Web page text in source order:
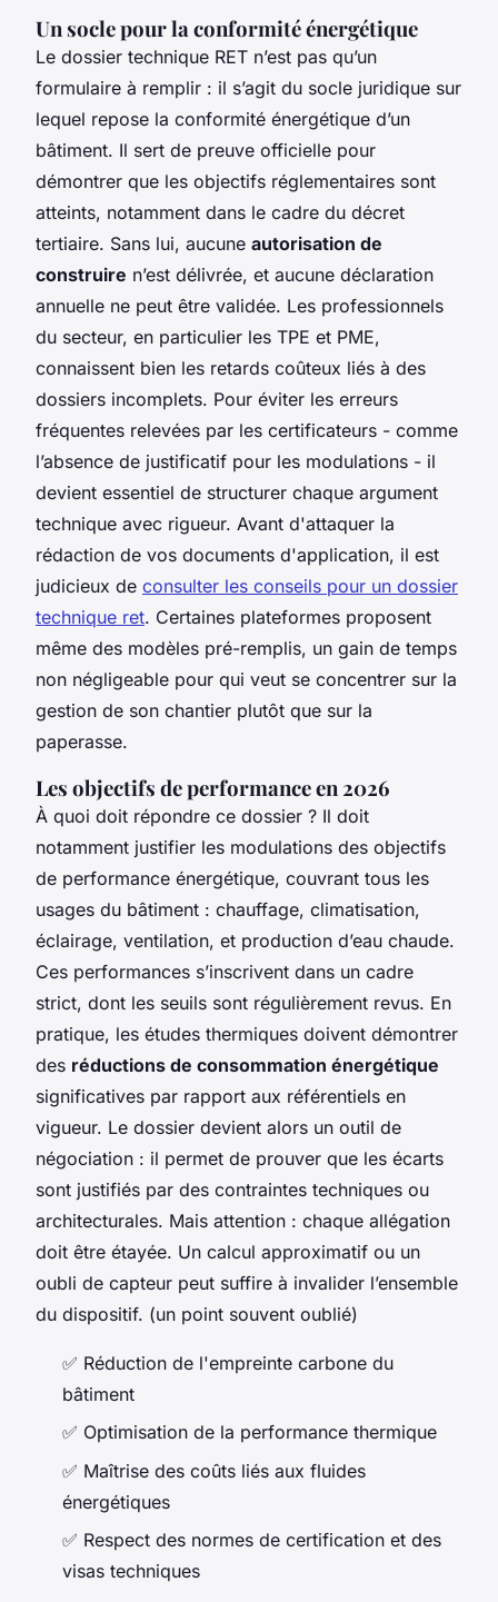
Un socle pour la conformité énergétique
Le dossier technique RET n’est pas qu’un
formulaire à remplir : il s’agit du socle juridique sur
lequel repose la conformité énergétique d’un
bâtiment. Il sert de preuve officielle pour
démontrer que les objectifs réglementaires sont
atteints, notamment dans le cadre du décret
tertiaire. Sans lui, aucune autorisation de
construire n’est délivrée, et aucune déclaration
annuelle ne peut être validée. Les professionnels
du secteur, en particulier les TPE et PME,
connaissent bien les retards coûteux liés à des
dossiers incomplets. Pour éviter les erreurs
fréquentes relevées par les certificateurs - comme
l’absence de justificatif pour les modulations - il
devient essentiel de structurer chaque argument
technique avec rigueur. Avant d'attaquer la
rédaction de vos documents d'application, il est
judicieux de consulter les conseils pour un dossier
technique ret. Certaines plateformes proposent
même des modèles pré-remplis, un gain de temps
non négligeable pour qui veut se concentrer sur la
gestion de son chantier plutôt que sur la
paperasse.
Les objectifs de performance en 2026
À quoi doit répondre ce dossier ? Il doit
notamment justifier les modulations des objectifs
de performance énergétique, couvrant tous les
usages du bâtiment : chauffage, climatisation,
éclairage, ventilation, et production d’eau chaude.
Ces performances s’inscrivent dans un cadre
strict, dont les seuils sont régulièrement revus. En
pratique, les études thermiques doivent démontrer
des réductions de consommation énergétique
significatives par rapport aux référentiels en
vigueur. Le dossier devient alors un outil de
négociation : il permet de prouver que les écarts
sont justifiés par des contraintes techniques ou
architecturales. Mais attention : chaque allégation
doit être étayée. Un calcul approximatif ou un
oubli de capteur peut suffire à invalider l’ensemble
du dispositif. (un point souvent oublié)
✅ Réduction de l'empreinte carbone du
bâtiment
✅ Optimisation de la performance thermique
✅ Maîtrise des coûts liés aux fluides
énergétiques
✅ Respect des normes de certification et des
visas techniques